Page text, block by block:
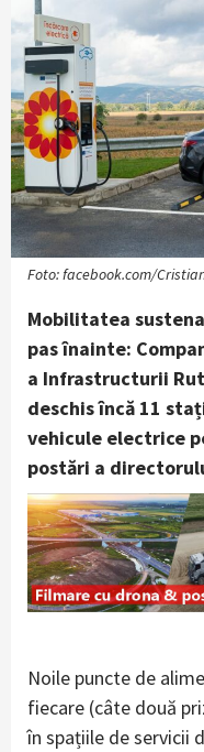
Foto: facebook.com/
Mobilitatea
pas înainte:
a Infrastructurii
deschis încă 11
vehicule electrice
postări a
Noile puncte de
fiecare (câte două
în spațiile de servicii